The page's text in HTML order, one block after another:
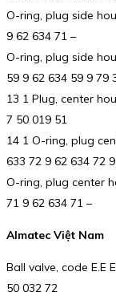
O-ring, plug side
9 62 634 71 –
O-ring, plug side
59 9 62 634 59 9 79
13 1 Plug, center
7 50 019 51
14 1 O-ring, plug
633 72 9 62 634 72
O-ring, plug center
71 9 62 634 71 –
Almatec Việt Nam
Ball valve, code E.E
50 032 72